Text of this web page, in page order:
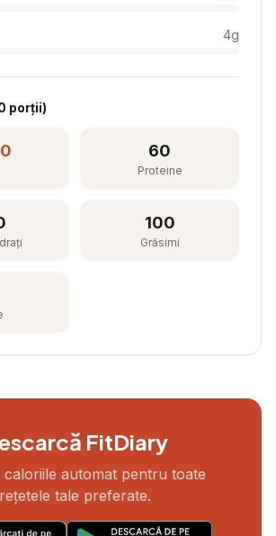
4g
porții)
60
Proteine
100
Grăsimi
FitDiary
caloriile automat pentru toate
rețetele tale preferate.